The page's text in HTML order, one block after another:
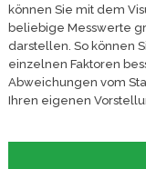
können Sie mit dem
beliebige Messwerte
darstellen. So können
einzelnen Faktoren
Abweichungen vom
Ihren eigenen